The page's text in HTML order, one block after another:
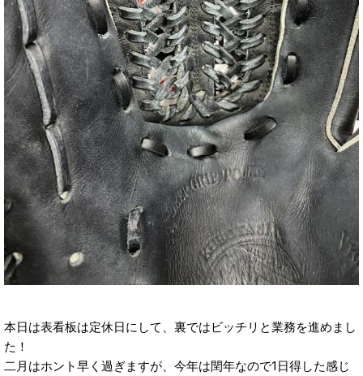
本日は表看板は定休日にして、裏ではビッチリと業務を進めまし
た！
二月はホント早く過ぎますが、今年は閏年なので1日得した感じ